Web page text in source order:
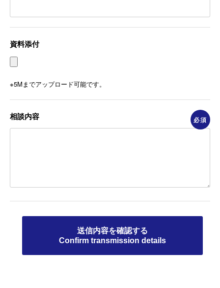
資料添付
※5Mまでアップロード可能です。
相談内容 必須
送信内容を確認する
Confirm transmission details